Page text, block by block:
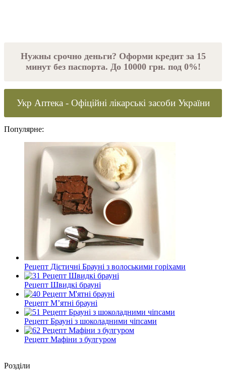
Нужны срочно деньги? Оформи кредит за 15
минут без паспорта. До 10000 грн. под 0%!
Укр Аптека - Офіційні лікарські засоби України
Популярне:
Рецепт Дієтичні Брауні з волоськими горіхами
Рецепт Швидкі брауні
Рецепт М’ятні брауні
Рецепт Брауні з шоколадними чіпсами
Рецепт Мафіни з булгуром
Роздiли